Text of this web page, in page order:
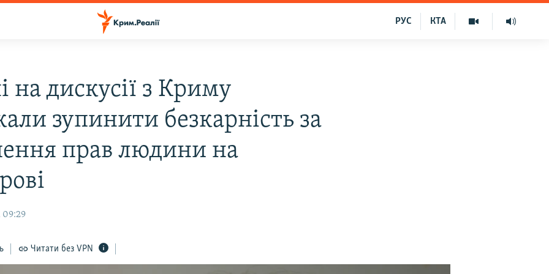
КТА
РУС
на дискусії з Криму
зупинити безкарність за
прав людини на
09:29
Читати без VPN